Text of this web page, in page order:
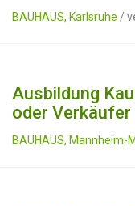
BAUHAUS, Karlsruhe /
Ausbildung
oder
BAUHAUS, Mannheim-